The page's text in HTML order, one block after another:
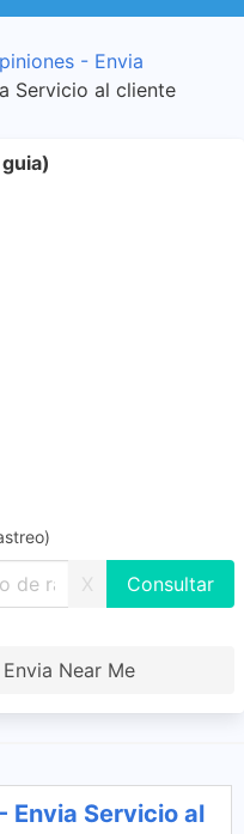
- Envia
Servicio al cliente
X
Near Me
Envia Servicio al